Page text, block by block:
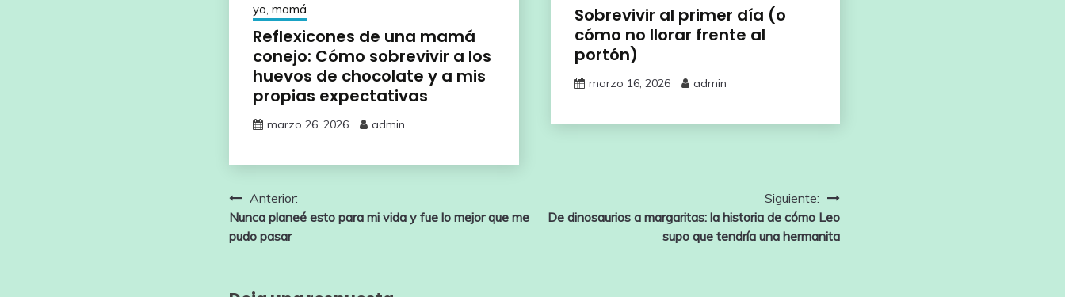
yo, mamá
Reflexicones de una mamá
conejo: Cómo sobrevivir a los
huevos de chocolate y a mis
propias expectativas
marzo 26, 2026 admin
Sobrevivir al primer día (o
cómo no llorar frente al
portón)
marzo 16, 2026 admin
Navegación
de
Anterior:
Nunca planeé esto para mi vida y fue lo mejor que me
pudo pasar
Siguiente:
De dinosaurios a margaritas: la historia de cómo Leo
supo que tendría una hermanita